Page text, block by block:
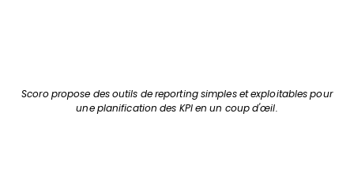
Scoro propose des outils de reporting simples et exploitables pour
une planification des KPI en un coup d'œil.